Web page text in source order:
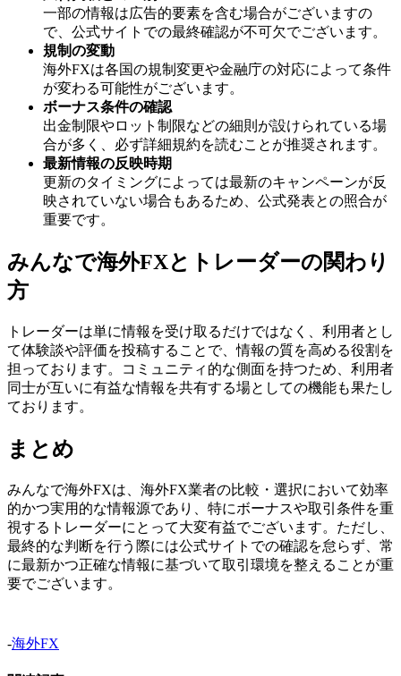
一部の情報は広告的要素を含む場合がございますの
で、公式サイトでの最終確認が不可欠でございます。
規制の変動
海外FXは各国の規制変更や金融庁の対応によって条件
が変わる可能性がございます。
ボーナス条件の確認
出金制限やロット制限などの細則が設けられている場
合が多く、必ず詳細規約を読むことが推奨されます。
最新情報の反映時期
更新のタイミングによっては最新のキャンペーンが反
映されていない場合もあるため、公式発表との照合が
重要です。
みんなで海外FXとトレーダーの関わり
方
トレーダーは単に情報を受け取るだけではなく、利用者とし
て体験談や評価を投稿することで、情報の質を高める役割を
担っております。コミュニティ的な側面を持つため、利用者
同士が互いに有益な情報を共有する場としての機能も果たし
ております。
まとめ
みんなで海外FXは、海外FX業者の比較・選択において効率
的かつ実用的な情報源であり、特にボーナスや取引条件を重
視するトレーダーにとって大変有益でございます。ただし、
最終的な判断を行う際には公式サイトでの確認を怠らず、常
に最新かつ正確な情報に基づいて取引環境を整えることが重
要でございます。
-海外FX